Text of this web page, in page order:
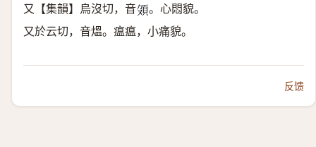
又【集韻】烏沒切，音𩑦 。心悶貌。
又於云切，音熅。瘟瘟，小痛貌。
反馈